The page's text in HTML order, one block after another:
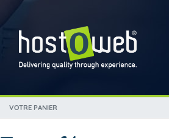
VOTRE PANIER